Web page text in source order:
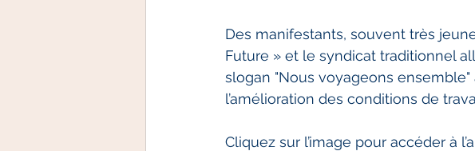
Des manifestants, souvent très
Future » et le syndicat traditionnel
slogan "Nous voyageons
l’amélioration des conditions de
Cliquez sur l’image pour accéder à